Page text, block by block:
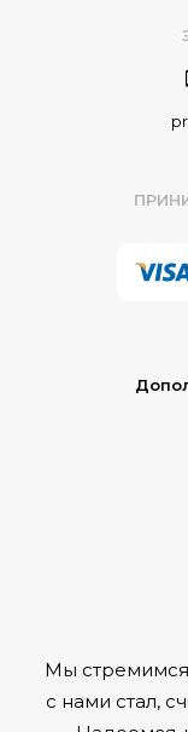
Мы
с нами стал,